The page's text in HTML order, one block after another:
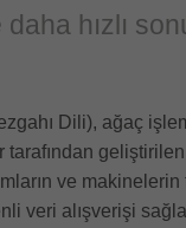
hızlı
Dili), ağaç
ve
veri alışverişi